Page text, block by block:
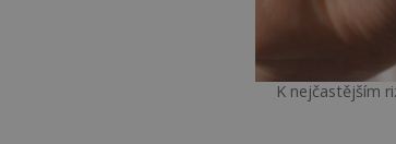
K nejčastějším